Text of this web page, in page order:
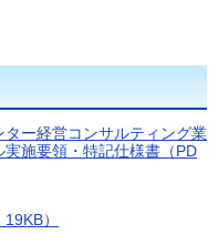
ー経営コンサルティング業
施要領・特記仕様書（PD
）